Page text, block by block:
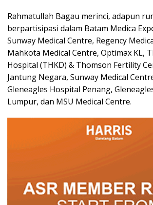
Rahmatullah Bagau merinci, adapun
berpartisipasi dalam Batam Medica
Sunway Medical Centre, Regency
Mahkota Medical Centre, Optimax KL,
Hospital (THKD) & Thomson Fertility
Jantung Negara, Sunway Medical
Gleneagles Hospital Penang,
Lumpur, dan MSU Medical Centre.